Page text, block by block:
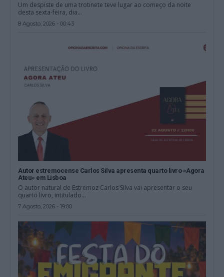
Um despiste de uma trotinete teve lugar ao começo da noite
desta sexta-feira, dia...
8 Agosto, 2026 - 00:43
Autor estremocense Carlos Silva apresenta quarto livro «Agora
Ateu» em Lisboa
O autor natural de Estremoz Carlos Silva vai apresentar o seu
quarto livro, intitulado...
7 Agosto, 2026 - 19:00